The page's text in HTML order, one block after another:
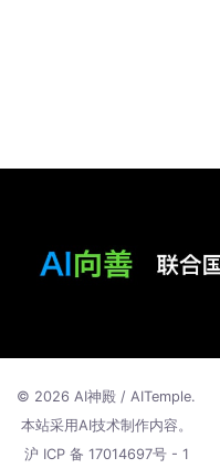
© 2026 AI神殿 / AITemple.
本站采用AI技术制作内容。
沪 ICP 备 17014697号 - 1